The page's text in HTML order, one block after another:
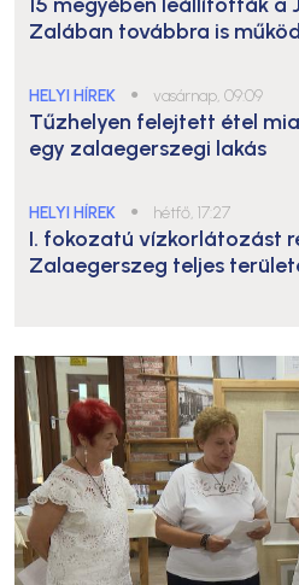
Zalában továbbra is
HELYI HÍREK ● vasárnap, 09:09
Tűzhelyen felejtett étel
egy zalaegerszegi lakás
HELYI HÍREK ● hétfő, 17:27
I. fokozatú vízkorlátozást
Zalaegerszeg teljes